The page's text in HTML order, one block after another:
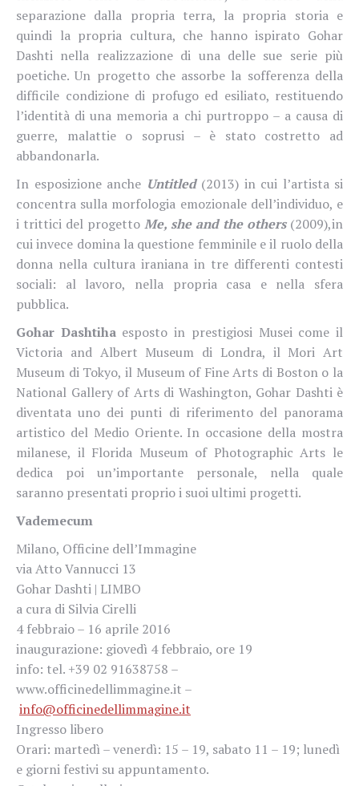
separazione dalla propria terra, la propria storia e
quindi la propria cultura, che hanno ispirato Gohar
Dashti nella realizzazione di una delle sue serie più
poetiche. Un progetto che assorbe la sofferenza della
difficile condizione di profugo ed esiliato, restituendo
l’identità di una memoria a chi purtroppo – a causa di
guerre, malattie o soprusi – è stato costretto ad
abbandonarla.
In esposizione anche Untitled (2013) in cui l’artista si
concentra sulla morfologia emozionale dell’individuo, e
i trittici del progetto Me, she and the others (2009),in
cui invece domina la questione femminile e il ruolo della
donna nella cultura iraniana in tre differenti contesti
sociali: al lavoro, nella propria casa e nella sfera
pubblica.
Gohar Dashtihaesposto in prestigiosi Musei come il
Victoria and Albert Museum di Londra, il Mori Art
Museum di Tokyo, il Museum of Fine Arts di Boston o la
National Gallery of Arts di Washington, Gohar Dashti è
diventata uno dei punti di riferimento del panorama
artistico del Medio Oriente. In occasione della mostra
milanese, il Florida Museum of Photographic Arts le
dedica poi un’importante personale, nella quale
saranno presentati proprio i suoi ultimi progetti.
Vademecum
Milano, Officine dell’Immagine
via Atto Vannucci 13
Gohar Dashti | LIMBO
a cura di Silvia Cirelli
4 febbraio – 16 aprile 2016
inaugurazione: giovedì 4 febbraio, ore 19
info: tel. +39 02 91638758 –
www.officinedellimmagine.it –
info@officinedellimmagine.it
Ingresso libero
Orari: martedì – venerdì: 15 – 19, sabato 11 – 19; lunedì
e giorni festivi su appuntamento.